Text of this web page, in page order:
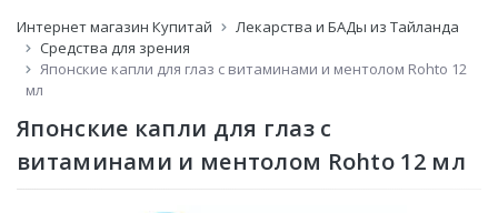
Интернет магазин Купитай
Лекарства и БАДы из Тайланда
Средства для зрения
Японские капли для глаз с витаминами и ментолом Rohto 12
мл
Японские капли для глаз с
витаминами и ментолом Rohto 12 мл